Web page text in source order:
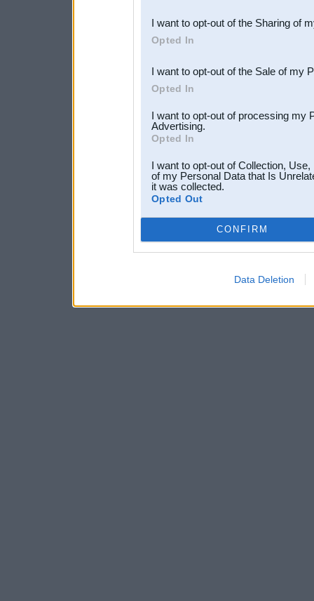
Downstream Participants
third parties.
I want to opt-out of the Sharing of
Opted In
I want to opt-out of the Sale of my
Opted In
I want to opt-out of processing my
Advertising.
Opted In
I want to opt-out of Collection,
of my Personal Data that Is
it was collected.
Opted Out
CONFIRM
Data Deletion